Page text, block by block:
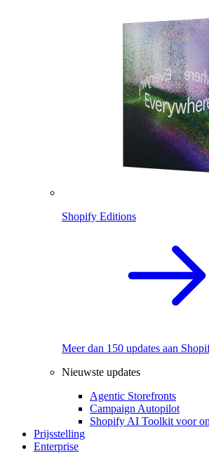
Shopify Editions
Meer dan 150 updates aan
Nieuwste updates
Agentic Storefronts
Campaign Autopilot
Shopify AI Toolkit voor
Prijsstelling
Enterprise